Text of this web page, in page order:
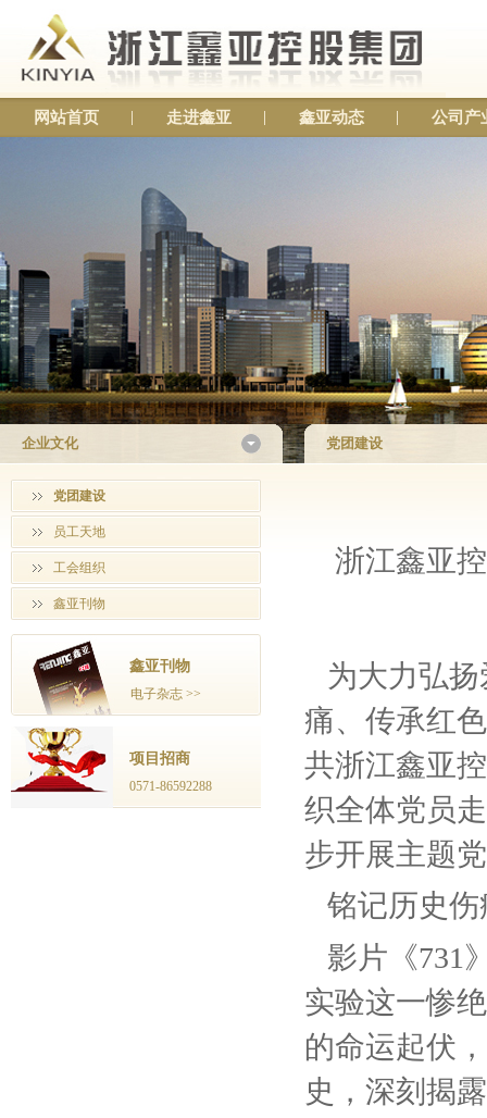
网站首页 走进鑫亚 鑫亚动态 公司产
党团建设
浙江鑫亚
为大力弘扬
痛、传承红
共浙江鑫亚
织全体党员
步开展主题
铭记历史
影片《731
实验这一惨
的命运起伏
史，深刻揭
企业文化
党团建设
员工天地
工会组织
鑫亚刊物
鑫亚刊物
电子杂志 >>
项目招商
0571-86592288